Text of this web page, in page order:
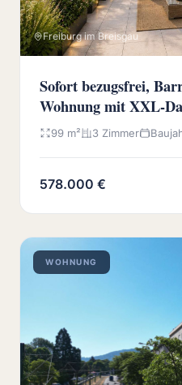
Freiburg im Breisgau
Sofort bezugsfrei,
Wohnung mit XXL-
99 m² 3 Zimmer
578.000 €
WOHNUNG